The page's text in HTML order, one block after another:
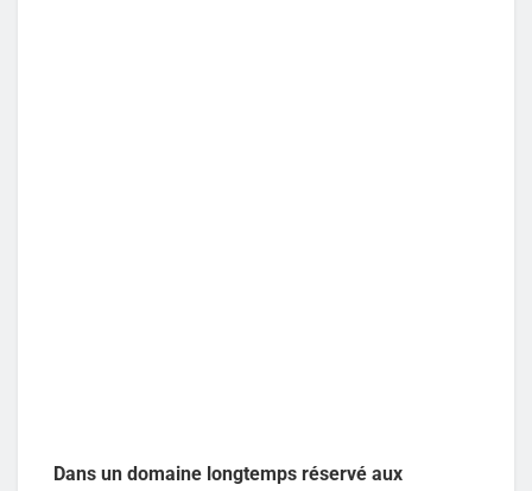
Dans un domaine longtemps réservé aux